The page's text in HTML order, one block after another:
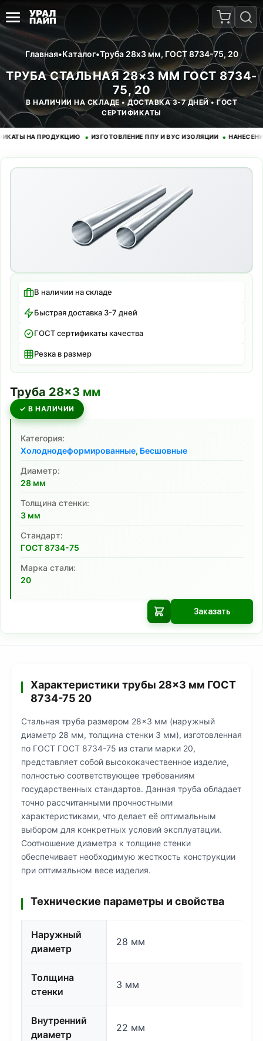
Главная•Каталог•Труба 28x3 мм, ГОСТ 8734-75, 20
ТРУБА СТАЛЬНАЯ 28×3 ММ ГОСТ 8734-
75, 20
В НАЛИЧИИ НА СКЛАДЕ • ДОСТАВКА 3-7 ДНЕЙ • ГОСТ
СЕРТИФИКАТЫ
НА ПРОДУКЦИЮ • ИЗГОТОВЛЕНИЕ ППУ И ВУС ИЗОЛЯЦИИ • НАНЕСЕНИЕ
В наличии на складе
Быстрая доставка 3-7 дней
ГОСТ сертификаты качества
Резка в размер
Труба 28×3 мм
✓ В НАЛИЧИИ
Категория:
Холоднодеформированные, Бесшовные
Диаметр:
28 мм
Толщина стенки:
3 мм
Cтандарт:
ГОСТ 8734-75
Марка стали:
20
Заказать
Характеристики трубы 28×3 мм ГОСТ
8734-75 20
Стальная труба размером 28×3 мм (наружный
диаметр 28 мм, толщина стенки 3 мм), изготовленная
по ГОСТ ГОСТ 8734-75 из стали марки 20,
представляет собой высококачественное изделие,
полностью соответствующее требованиям
государственных стандартов. Данная труба обладает
точно рассчитанными прочностными
характеристиками, что делает её оптимальным
выбором для конкретных условий эксплуатации.
Соотношение диаметра к толщине стенки
обеспечивает необходимую жесткость конструкции
при оптимальном весе изделия.
Технические параметры и свойства
Наружный
диаметр
28 мм
Толщина
стенки
3 мм
Внутренний
диаметр
22 мм